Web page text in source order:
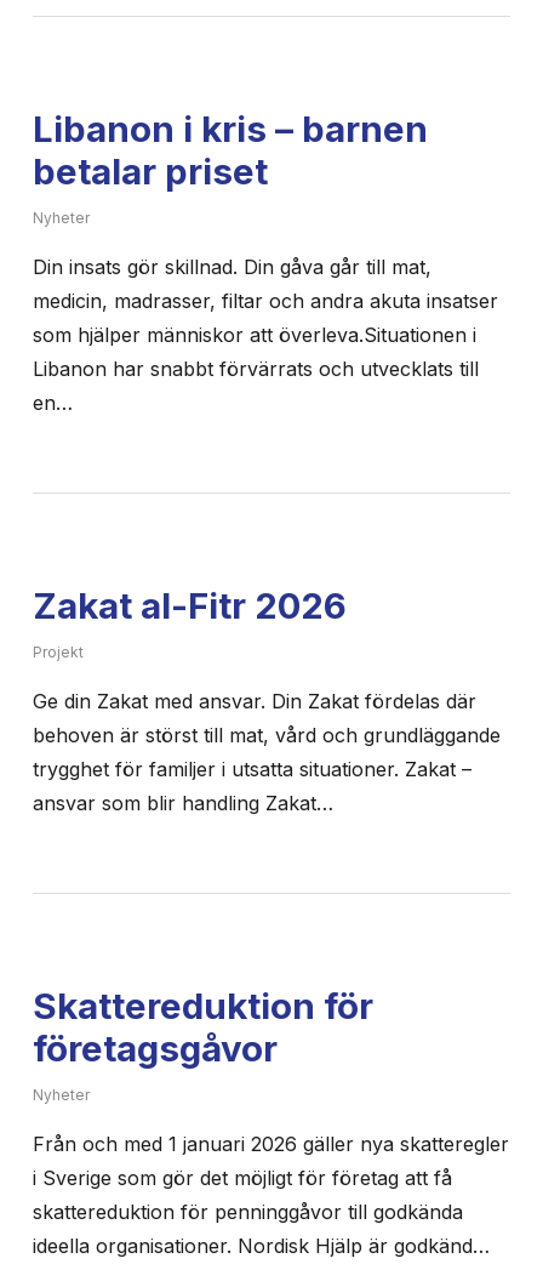
Libanon i kris – barnen
betalar priset
Nyheter
Din insats gör skillnad. Din gåva går till mat,
medicin, madrasser, filtar och andra akuta insatser
som hjälper människor att överleva.Situationen i
Libanon har snabbt förvärrats och utvecklats till
en…
Zakat al-Fitr 2026
Projekt
Ge din Zakat med ansvar. Din Zakat fördelas där
behoven är störst till mat, vård och grundläggande
trygghet för familjer i utsatta situationer. Zakat –
ansvar som blir handling Zakat…
Skattereduktion för
företagsgåvor
Nyheter
Från och med 1 januari 2026 gäller nya skatteregler
i Sverige som gör det möjligt för företag att få
skattereduktion för penninggåvor till godkända
ideella organisationer. Nordisk Hjälp är godkänd…